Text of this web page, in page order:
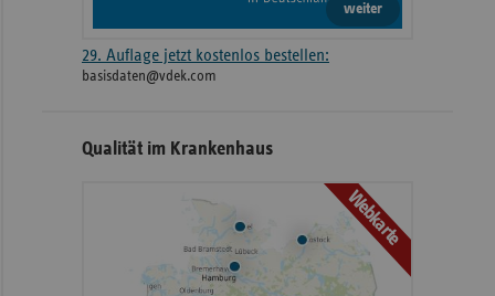
weiter
29. Auflage jetzt kostenlos bestellen:
basisdaten@vdek.com
Qualität im Krankenhaus
Webkarte